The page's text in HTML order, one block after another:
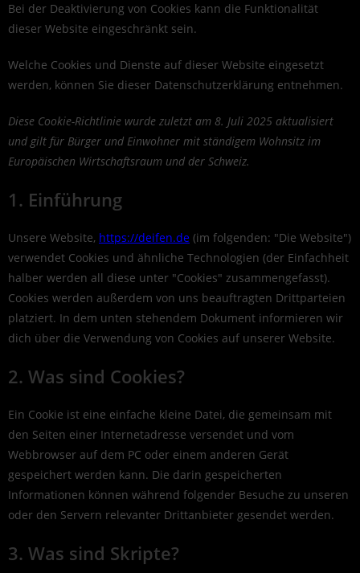
Bei der Deaktivierung von Cookies kann die Funktionalität
dieser Website eingeschränkt sein.
Welche Cookies und Dienste auf dieser Website eingesetzt
werden, können Sie dieser Datenschutzerklärung entnehmen.
Diese Cookie-Richtlinie wurde zuletzt am 8. Juli 2025 aktualisiert
und gilt für Bürger und Einwohner mit ständigem Wohnsitz im
Europäischen Wirtschaftsraum und der Schweiz.
1. Einführung
Unsere Website, https://deifen.de (im folgenden: "Die Website")
verwendet Cookies und ähnliche Technologien (der Einfachheit
halber werden all diese unter "Cookies" zusammengefasst).
Cookies werden außerdem von uns beauftragten Drittparteien
platziert. In dem unten stehendem Dokument informieren wir
dich über die Verwendung von Cookies auf unserer Website.
2. Was sind Cookies?
Ein Cookie ist eine einfache kleine Datei, die gemeinsam mit
den Seiten einer Internetadresse versendet und vom
Webbrowser auf dem PC oder einem anderen Gerät
gespeichert werden kann. Die darin gespeicherten
Informationen können während folgender Besuche zu unseren
oder den Servern relevanter Drittanbieter gesendet werden.
3. Was sind Skripte?